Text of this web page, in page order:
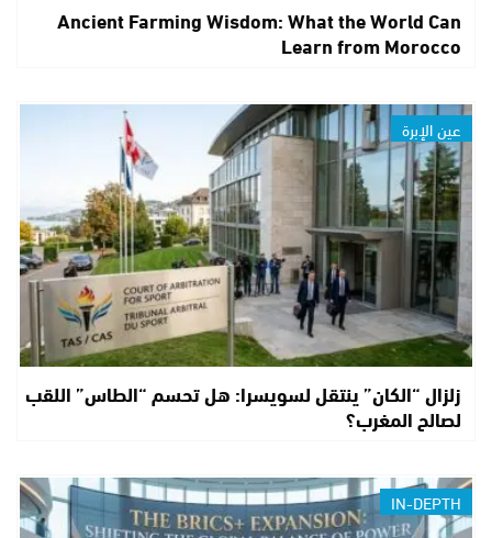
Ancient Farming Wisdom: What the World Can
Learn from Morocco
عين الإبرة
زلزال “الكان” ينتقل لسويسرا: هل تحسم “الطاس” اللقب
لصالح المغرب؟
IN-DEPTH